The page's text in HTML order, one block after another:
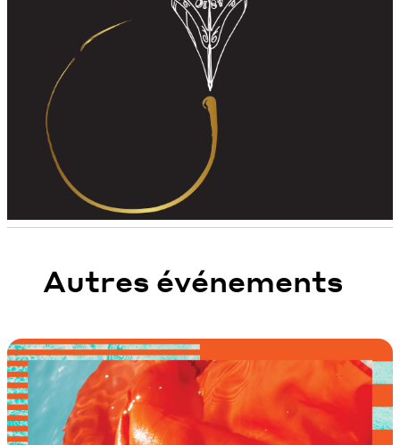
Autres événements